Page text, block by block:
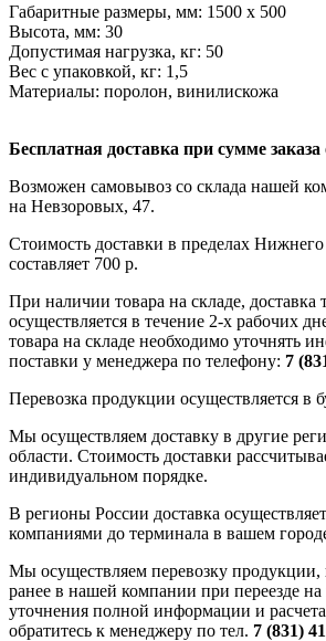
Габаритные размеры, мм: 1500 x 500
Высота, мм: 30
Допустимая нагрузка, кг: 50
Вес с упаковкой, кг: 1,5
Материалы: поролон, винилискожа
Бесплатная доставка при сумме заказа
Возможен самовывоз со склада нашей
на Невзоровых, 47.
Стоимость доставки в пределах
составляет 700 р.
При наличии товара на складе, доставка
осуществляется в течение 2-х рабочих
товара на складе необходимо уточнять
поставки у менеджера по телефону: 7
Перевозка продукции осуществляется в
Мы осуществляем доставку в другие
области. Стоимость доставки
индивидуальном порядке.
В регионы России доставка
компаниями до терминала в вашем
Мы осуществляем перевозку продукции,
ранее в нашей компании при переезде
уточнения полной информации и
обратитесь к менеджеру по тел. 7 (831)